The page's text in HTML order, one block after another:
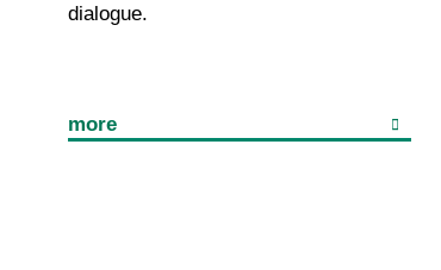
dialogue.
more